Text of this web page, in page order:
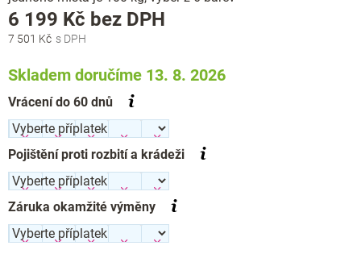
7 501 Kč
6 199 Kč bez DPH
Skladem doručíme 13. 8. 2026
Vrácení do 60 dnů
Pojištění proti rozbití a krádeži
Záruka okamžité výměny